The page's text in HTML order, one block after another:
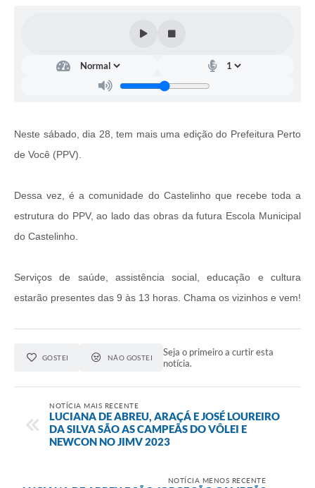
Neste sábado, dia 28, tem mais uma edição do Prefeitura Perto
de Você (PPV).
Dessa vez, é a comunidade do Castelinho que recebe toda a
estrutura do PPV, ao lado das obras da futura Escola Municipal
do Castelinho.
Serviços de saúde, assistência social, educação e cultura
estarão presentes das 9 às 13 horas. Chama os vizinhos e vem!
GOSTEI NÃO GOSTEI
Seja o primeiro a curtir esta
notícia.
NOTÍCIA MAIS RECENTE
LUCIANA DE ABREU, ARAÇÁ E JOSÉ LOUREIRO
DA SILVA SÃO AS CAMPEÃS DO VÔLEI E
NEWCON NO JIMV 2023
NOTÍCIA MENOS RECENTE